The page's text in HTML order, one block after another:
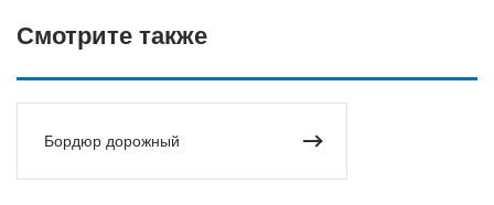
Смотрите также
Бордюр дорожный